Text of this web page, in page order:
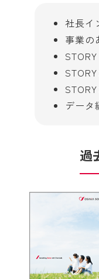
社長イ
事業の
データ
過